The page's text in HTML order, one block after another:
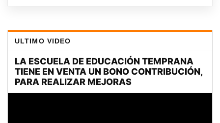
ULTIMO VIDEO